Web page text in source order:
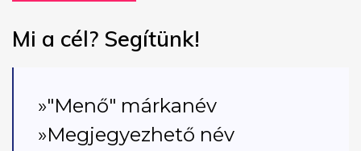
Mi a cél? Segítünk!
»"Menő" márkanév
»Megjegyezhető név